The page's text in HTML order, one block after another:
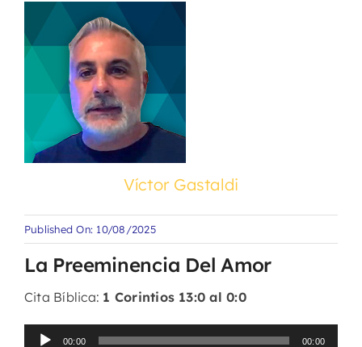
Víctor Gastaldi
Published On: 10/08/2025
La Preeminencia Del Amor
Cita Bíblica: 1 Corintios 13:0 al 0:0
Reproductor
00:00 00:00